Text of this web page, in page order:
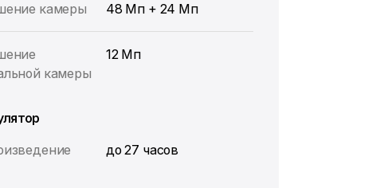
камеры
48 Мп + 24 Мп
камеры
12 Мп
до 27 часов